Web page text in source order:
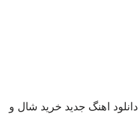
دانلود اهنگ جدید خرید شال و